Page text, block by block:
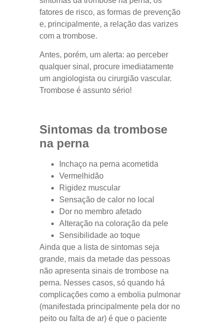
fatores de risco, as formas de prevenção
e, principalmente, a relação das varizes
com a trombose.
Antes, porém, um alerta: ao perceber
qualquer sinal, procure imediatamente
um angiologista ou cirurgião vascular.
Trombose é assunto sério!
Sintomas da trombose
na perna
Inchaço na perna acometida
Vermelhidão
Rigidez muscular
Sensação de calor no local
Dor no membro afetado
Alteração na coloração da pele
Sensibilidade ao toque
Ainda que a lista de sintomas seja
grande, mais da metade das pessoas
não apresenta sinais de trombose na
perna. Nesses casos, só quando há
complicações como a embolia pulmonar
(manifestada principalmente pela dor no
peito ou falta de ar) é que o paciente